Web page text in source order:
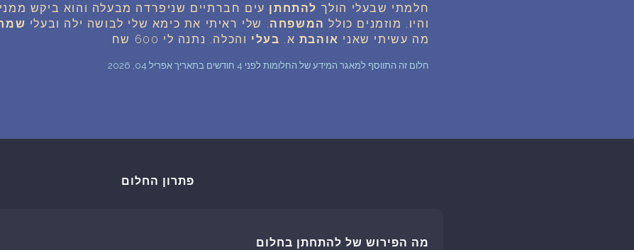
שאלות נפוצות
פענוח חלום אנושי
מדיניות פרטיות
הסכם שימוש
חלמתי שבעלי הולך להתחתן עים חברתיים שניפרדה מבעלה והוא ביקש
והיו. מוזמנים כולל המשפחה . שלי ראיתי את כימא שלי לבושה ילה ובעלי
מה עשיתי שאני אוהבת א. בעלי והכלה. נתנה לי 600 שח
חלום זה התווסף למאגר המידע של החלומות לפני 4 חודשים בתאריך אפריל 04, 2026
פתרון החלום
מה הפירוש של להתחתן בחלום